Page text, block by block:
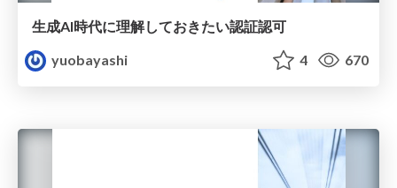
生成AI時代に理解しておきたい認証認可
yuobayashi
4 670